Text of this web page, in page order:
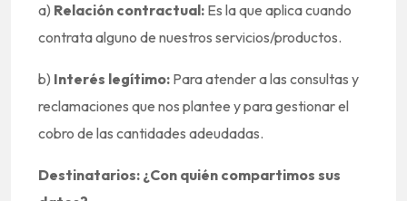
a) Relación contractual: Es la que aplica cuando
contrata alguno de nuestros servicios/productos.
b) Interés legítimo: Para atender a las consultas y
reclamaciones que nos plantee y para gestionar el
cobro de las cantidades adeudadas.
Destinatarios: ¿Con quién compartimos sus